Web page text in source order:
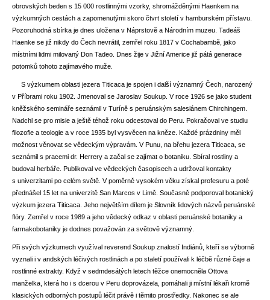
obrovských beden s 15 000 rostlinnými vzorky, shromážděnými Haenkem na
výzkumných cestách a zapomenutými skoro čtvrt století v hamburském přístavu.
Pozoruhodná sbírka je dnes uložena v Náprstově a Národním muzeu. Tadeáš
Haenke se již nikdy do Čech nevrátil, zemřel roku 1817 v Cochabambě, jako
místními lidmi milovaný Don Tadeo. Dnes žije v Jižní Americe již pátá generace
potomků tohoto zajímavého muže.
S výzkumem oblasti jezera Titicaca je spojen i další významný Čech, narozený
v Příbrami roku 1902. Jmenoval se Jaroslav Soukup. V roce 1926 se jako student
kněžského semináře seznámil v Turíně s peruánským salesiánem Chirchingem.
Nadchl se pro misie a ještě téhož roku odcestoval do Peru. Pokračoval ve studiu
filozofie a teologie a v roce 1935 byl vysvěcen na kněze. Každé prázdniny měl
možnost věnovat se vědeckým výpravám. V Punu, na břehu jezera Titicaca, se
seznámil s pracemi dr. Herrery a začal se zajímat o botaniku. Sbíral rostliny a
budoval herbáře. Publikoval ve vědeckých časopisech a udržoval kontakty
s univerzitami po celém světě. V poměrně vysokém věku získal profesuru a poté
přednášel 15 let na univerzitě San Marcos v Limě. Současně podporoval botanický
výzkum jezera Titicaca. Jeho největším dílem je Slovník lidových názvů peruánské
flóry. Zemřel v roce 1989 a jeho vědecký odkaz v oblasti peruánské botaniky a
farmakobotaniky je dodnes považován za světově významný.
Při svých výzkumech využíval reverend Soukup znalostí Indiánů, kteří se výborně
vyznali i v andských léčivých rostlinách a po staletí používali k léčbě různé čaje a
rostlinné extrakty. Když v sedmdesátých letech těžce onemocněla Ottova
manželka, která ho i s dcerou v Peru doprovázela, pomáhali ji místní lékaři kromě
klasických odborných postupů léčit právě i těmito prostředky. Nakonec se ale